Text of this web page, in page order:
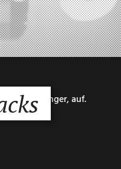
Dollinger, auf.